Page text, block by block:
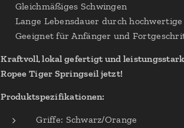
✔ Gleichmäßiges Schwingen
✔ Lange Lebensdauer durch
✔ Geeignet für Anfänger und
Kraftvoll, lokal gefertigt und
Ropee Tiger Springseil jetzt!
Produktspezifikationen:
Griffe: Schwarz/Orange